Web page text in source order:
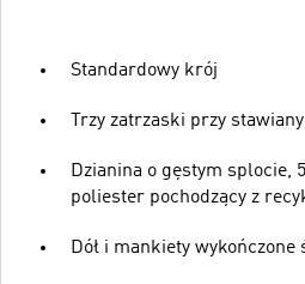
Standardowy krój
Trzy zatrzaski przy
Dzianina o gęstym splocie,
poliester pochodzący z
Dół i mankiety wykończone